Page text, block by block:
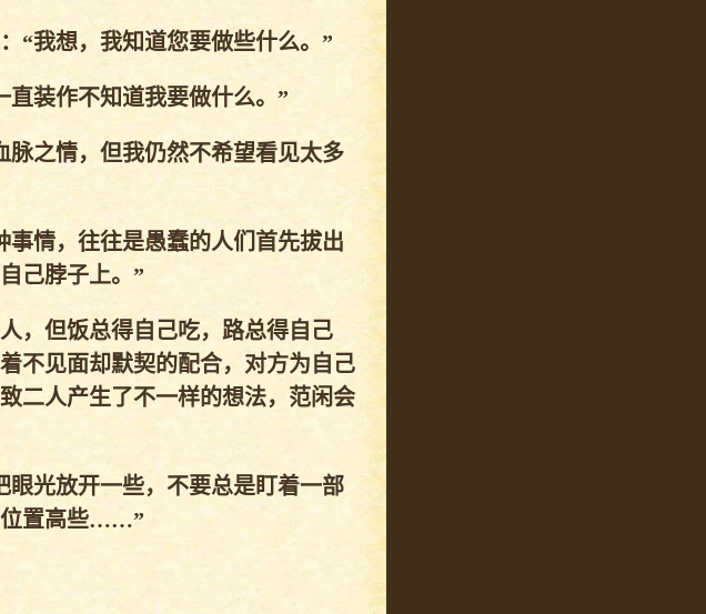
“我想，我知道您要做些什么。”
装作不知道我要做什么。”
之情，但我仍然不希望看见太多
情，往往是愚蠢的人们首先拔出
己脖子上。”
，但饭总得自己吃，路总得自己
不见面却默契的配合，对方为自己
二人产生了不一样的想法，范闲会
光放开一些，不要总是盯着一部
位置高些……”